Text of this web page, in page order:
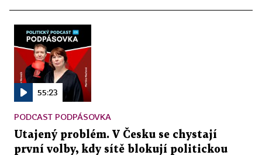
55:23
PODCAST PODPÁSOVKA
Utajený problém. V Česku se chystají
první volby, kdy sítě blokují politickou